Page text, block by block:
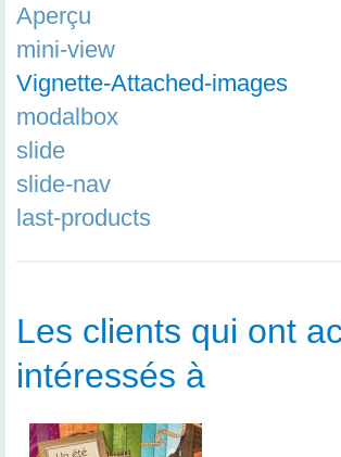
Aperçu
mini-view
Vignette-Attached-images
modalbox
slide
slide-nav
last-products
Les clients qui ont
intéressés à